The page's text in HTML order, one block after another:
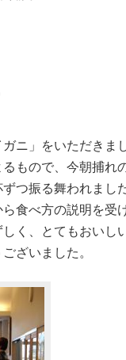
ニ」をいただきま
もので、今朝捕れ
つ振る舞われまし
食べ方の説明を受
く、とてもおいし
ざいました。